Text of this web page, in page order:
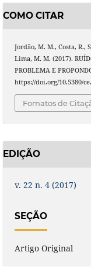
COMO CITAR
Jordão, M. M., Costa, R.,
Lima, M. M. (2017).
PROBLEMA E
https://doi.org/10.5380/
Fomatos de
EDIÇÃO
v. 22 n. 4 (2017)
SEÇÃO
Artigo Original